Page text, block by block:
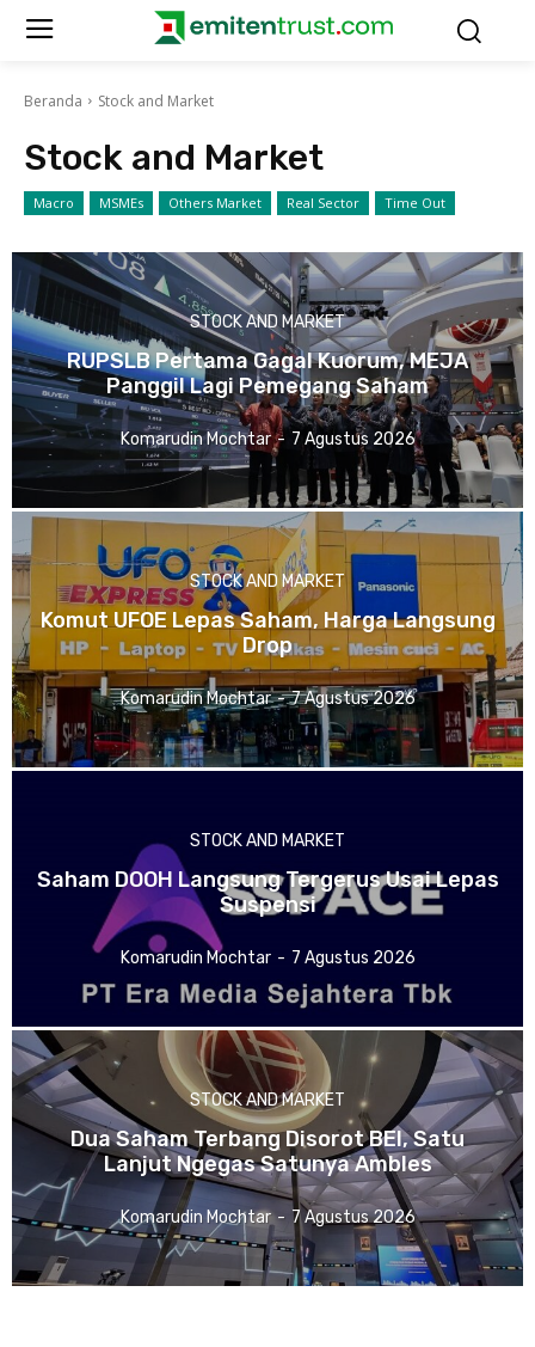
Beranda Stock and Market
Stock and Market
Macro MSMEs Others Market Real Sector Time Out
STOCK AND MARKET
RUPSLB Pertama Gagal Kuorum, MEJA
Panggil Lagi Pemegang Saham
Komarudin Mochtar - 7 Agustus 2026
STOCK AND MARKET
Komut UFOE Lepas Saham, Harga Langsung
Drop
Komarudin Mochtar - 7 Agustus 2026
STOCK AND MARKET
Saham DOOH Langsung Tergerus Usai Lepas
Suspensi
Komarudin Mochtar - 7 Agustus 2026
STOCK AND MARKET
Dua Saham Terbang Disorot BEI, Satu
Lanjut Ngegas Satunya Ambles
Komarudin Mochtar - 7 Agustus 2026